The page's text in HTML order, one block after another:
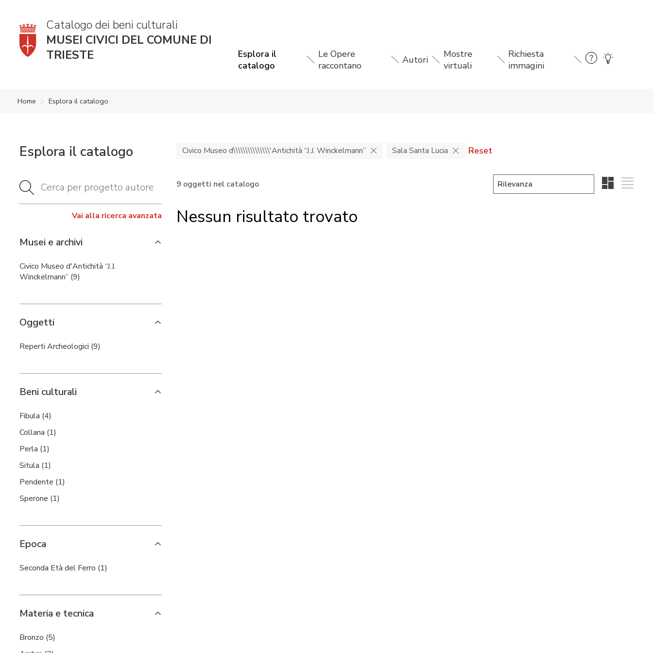
Catalogo dei beni culturali
MUSEI CIVICI DEL COMUNE DI
TRIESTE
Esplora il
catalogo
Le Opere
raccontano
Autori
Mostre
virtuali
Richiesta
immagini
Home Esplora il catalogo
Esplora il catalogo
Vai alla ricerca avanzata
Musei e archivi
Civico Museo d'Antichità “J.J.
Winckelmann” (9)
Oggetti
Reperti Archeologici (9)
Beni culturali
Fibula (4)
Collana (1)
Perla (1)
Situla (1)
Pendente (1)
Sperone (1)
Epoca
Seconda Età del Ferro (1)
Materia e tecnica
Bronzo (5)
Civico Museo d\\\\\\\\\\\\\\\'Antichità “J.J. Winckelmann” Sala Santa Lucia Reset
9 oggetti nel catalogo
Nessun risultato trovato